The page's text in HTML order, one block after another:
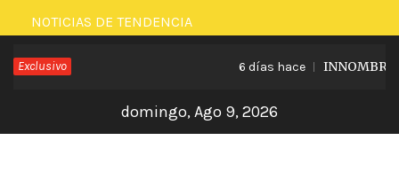
Saltar
al
contenido
NOTICIAS DE TENDENCIA
Exclusivo 6 días hace
domingo, Ago 9, 2026